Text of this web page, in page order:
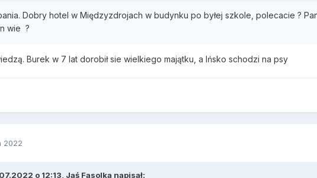
Dobry hotel w Międzyzdrojach w budynku po byłej szkole, polecacie ?
wie ?
Burek w 7 lat dorobił sie wielkiego majątku, a Ińsko schodzi na psy
2022
o 12:13, Jaś Fasolka napisał: